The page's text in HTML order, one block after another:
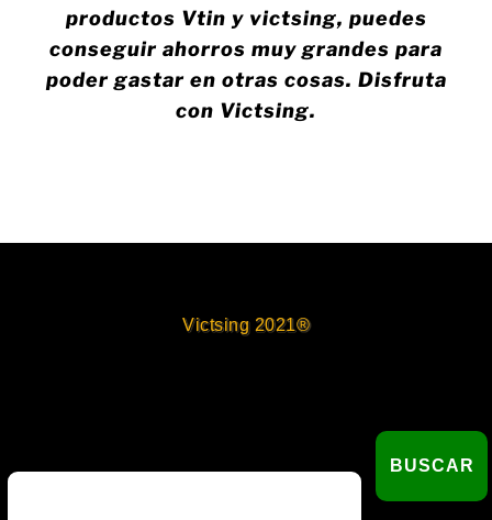
productos Vtin y victsing, puedes
conseguir ahorros muy grandes para
poder gastar en otras cosas. Disfruta
con Victsing.
Victsing 2021®
BUSCAR